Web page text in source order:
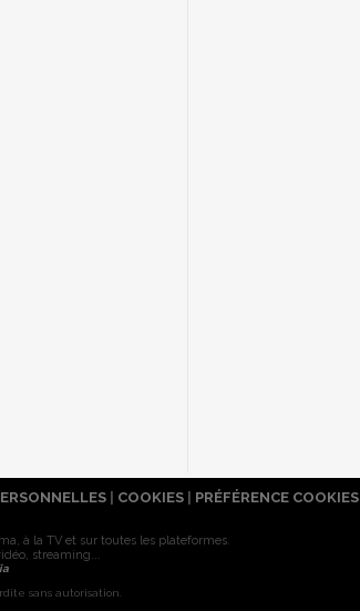
| COOKIES | PRÉFÉRENCE COOKIES
à la TV et sur toutes les plateformes.
streaming...
sans autorisation.